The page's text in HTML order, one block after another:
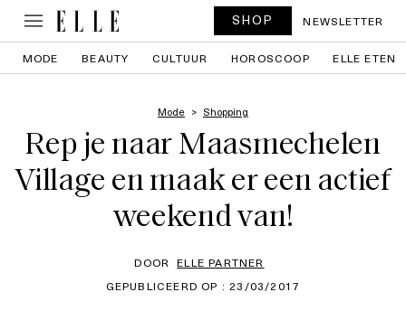
SHOP NEWSLETTER
MODE BEAUTY CULTUUR HOROSCOOP ELLE ETEN
Mode Shopping
Rep je naar Maasmechelen
Village en maak er een actief
weekend van!
DOOR ELLE PARTNER
GEPUBLICEERD OP : 23/03/2017